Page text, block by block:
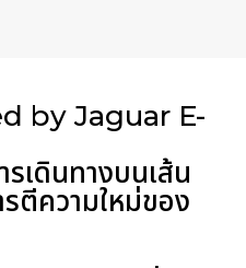
by Jaguar E-
เดินทางบนเส้น
ตีความใหม่ของ